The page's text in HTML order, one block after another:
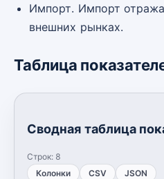
Импорт. Импорт
внешних рынках.
Таблица
Сводная таблица
Строк: 8
Колонки
CSV JSON